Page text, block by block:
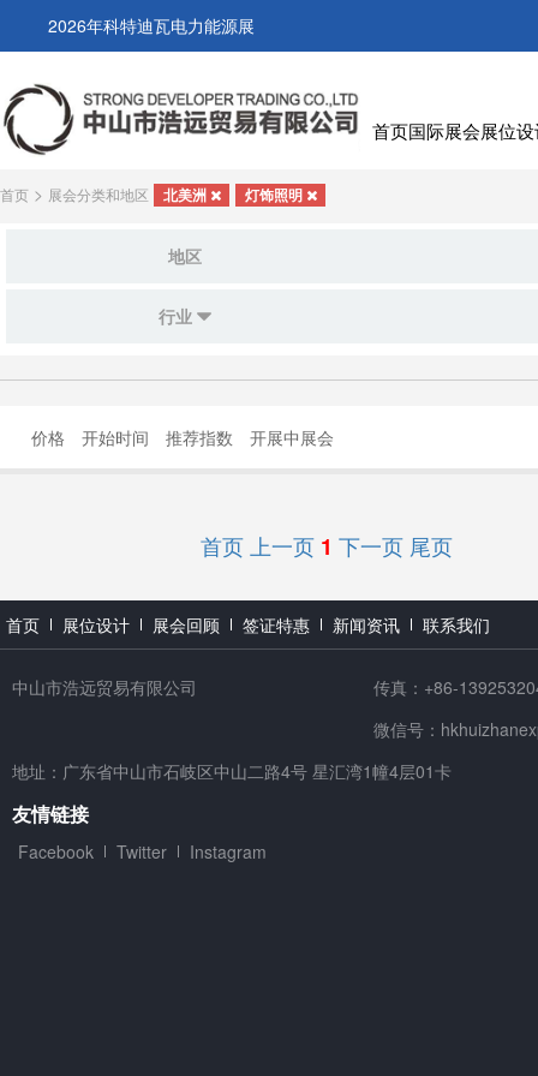
2026年科特迪瓦电力能源展
首页国际展会展位
首页 > 展会分类和地区 北美洲 灯饰照明
地区
行业
价格 开始时间 推荐指数 开展中展会
首页 上一页 1 下一页 尾页
首页 展位设计 展会回顾 签证特惠 新闻资讯 联系我们
中山市浩远贸易有限公司
传真：+86-
微信号：
地址：广东省中山市石岐区中山二路4号 星汇湾1幢4层01卡
友情链接
Facebook Twitter Instagram